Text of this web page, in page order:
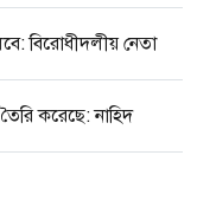
বিরোধীদলীয় নেতা
করেছে: নাহিদ